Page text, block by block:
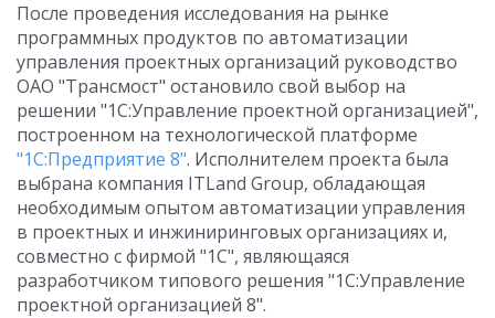
После проведения исследования на рынке
программных продуктов по автоматизации
управления проектных организаций руководство
ОАО "Трансмост" остановило свой выбор на
решении "1С:Управление проектной организацией",
построенном на технологической платформе
"1С:Предприятие 8". Исполнителем проекта была
выбрана компания ITLand Group, обладающая
необходимым опытом автоматизации управления
в проектных и инжиниринговых организациях и,
совместно с фирмой "1С", являющаяся
разработчиком типового решения "1С:Управление
проектной организацией 8".